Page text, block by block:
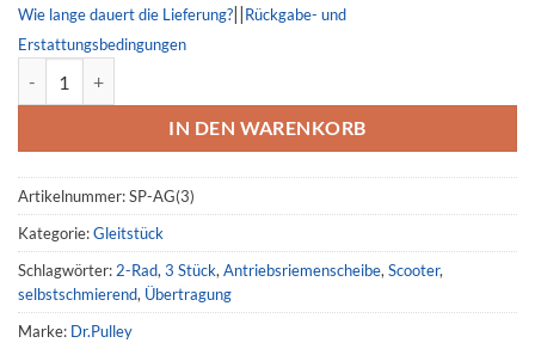
Wie lange dauert die Lieferung?||Rückgabe- und
Erstattungsbedingungen
IN DEN WARENKORB
Artikelnummer:SP-AG(3)
Kategorie:Gleitstück
Schlagwörter: 2-Rad, 3 Stück, Antriebsriemenscheibe, Scooter,
selbstschmierend, Übertragung
Marke: Dr.Pulley